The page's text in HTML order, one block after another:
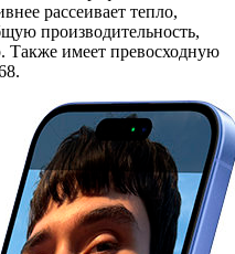
рассеивает тепло,
производительность,
Также имеет превосходную